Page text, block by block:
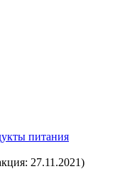
питания
27.11.2021)